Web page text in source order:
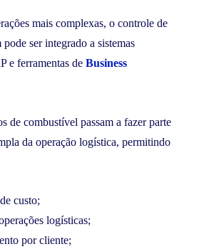
mais complexas, o controle de
ser integrado a sistemas
e ferramentas de Business
de combustível passam a fazer parte
da operação logística, permitindo
custo;
logísticas;
por cliente;